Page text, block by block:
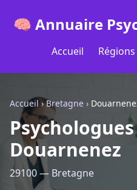
🧠 Annuaire
Accueil Régions
Accueil ›Bretagne ›
Douarnenez
29100 — Bretagne